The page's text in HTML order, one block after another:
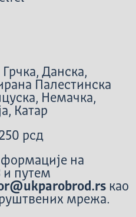
Грчка, Данска,
Палестинска
Немачка,
Катар
рсд
на
и путем
као
мрежа.